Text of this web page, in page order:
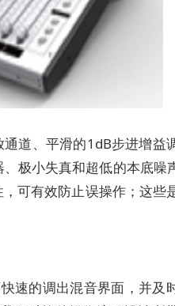
道、平滑的1dB步进增益
极小失真和超低的本底噪
可有效防止误操作；这些
速的调出混音界面，并及